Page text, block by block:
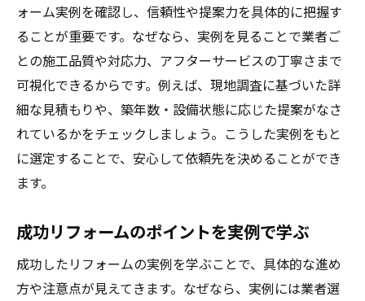
ォーム実例を確認し、信頼性や提案力を具体的に把握す
ることが重要です。なぜなら、実例を見ることで業者ご
との施工品質や対応力、アフターサービスの丁寧さまで
可視化できるからです。例えば、現地調査に基づいた詳
細な見積もりや、築年数・設備状態に応じた提案がなさ
れているかをチェックしましょう。こうした実例をもと
に選定することで、安心して依頼先を決めることができ
ます。
成功リフォームのポイントを実例で学ぶ
成功したリフォームの実例を学ぶことで、具体的な進め
方や注意点が見えてきます。なぜなら、実例には業者選